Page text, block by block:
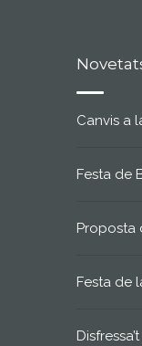
Canvis a
Festa de
Proposta
Festa de